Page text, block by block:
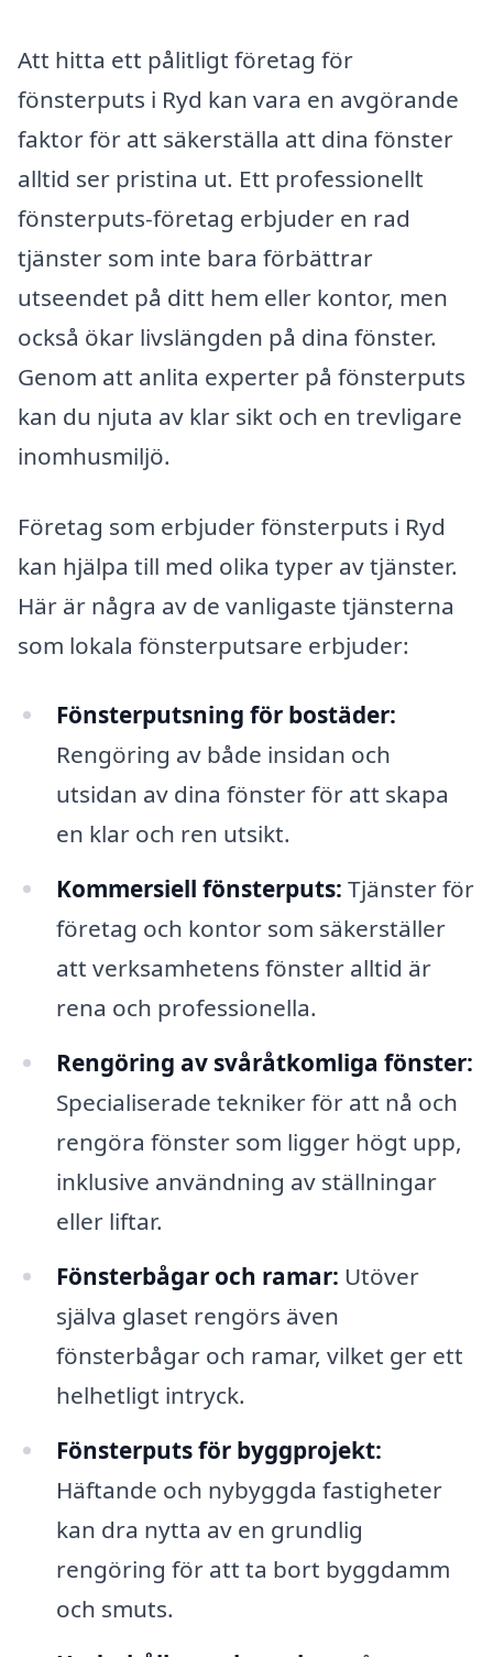
Att hitta ett pålitligt företag för
fönsterputs i Ryd kan vara en avgörande
faktor för att säkerställa att dina fönster
alltid ser pristina ut. Ett professionellt
fönsterputs-företag erbjuder en rad
tjänster som inte bara förbättrar
utseendet på ditt hem eller kontor, men
också ökar livslängden på dina fönster.
Genom att anlita experter på fönsterputs
kan du njuta av klar sikt och en trevligare
inomhusmiljö.
Företag som erbjuder fönsterputs i Ryd
kan hjälpa till med olika typer av tjänster.
Här är några av de vanligaste tjänsterna
som lokala fönsterputsare erbjuder:
Fönsterputsning för bostäder:
Rengöring av både insidan och
utsidan av dina fönster för att skapa
en klar och ren utsikt.
Kommersiell fönsterputs: Tjänster för
företag och kontor som säkerställer
att verksamhetens fönster alltid är
rena och professionella.
Rengöring av svåråtkomliga fönster:
Specialiserade tekniker för att nå och
rengöra fönster som ligger högt upp,
inklusive användning av ställningar
eller liftar.
Fönsterbågar och ramar: Utöver
själva glaset rengörs även
fönsterbågar och ramar, vilket ger ett
helhetligt intryck.
Fönsterputs för byggprojekt:
Häftande och nybyggda fastigheter
kan dra nytta av en grundlig
rengöring för att ta bort byggdamm
och smuts.